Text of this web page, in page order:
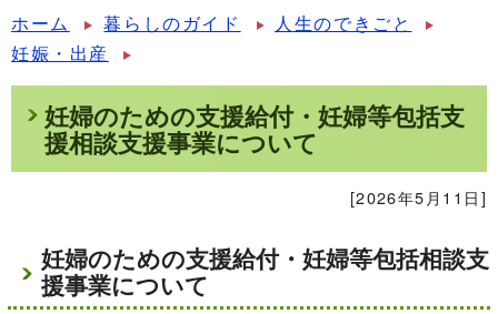
ホーム 暮らしのガイド
人生のできごと
妊娠・出産
妊婦のための支援給付・妊婦等包括支
援相談支援事業について
[2026年5月11日]
妊婦のための支援給付・妊婦等包括相談支
援事業について